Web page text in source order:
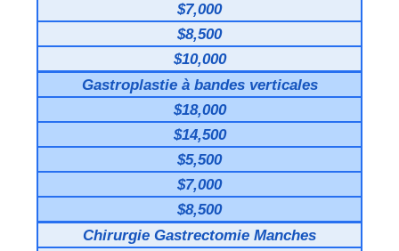
$7,000
$8,500
$10,000
Gastroplastie à bandes verticales
$18,000
$14,500
$5,500
$7,000
$8,500
Chirurgie Gastrectomie Manches